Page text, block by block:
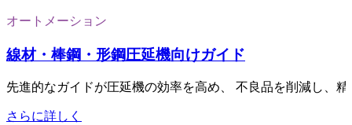
オートメーション
線材・棒鋼・形鋼圧延機向けガイド
先進的なガイドが圧延機の効率を高め、 不良品を削減し、
さらに詳しく